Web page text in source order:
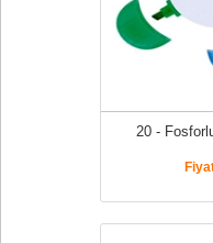
20 -